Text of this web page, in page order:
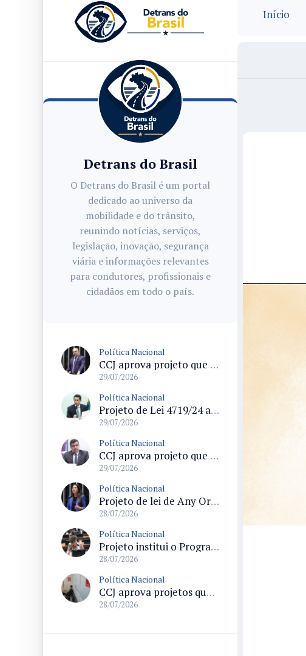
Detrans do Brasil
O Detrans do Brasil é um portal
dedicado ao universo da
mobilidade e do trânsito,
reunindo notícias, serviços,
legislação, inovação, segurança
viária e informações relevantes
para condutores, profissionais e
cidadãos em todo o país.
Política Nacional
CCJ aprova projeto que endurece regras para declaração de insanidade mental de acusados em processo penal
29/07/2026
Política Nacional
Projeto de Lei 4719/24 altera Lei Geral do Turismo e modifica regras de cadastramento de meios de hospedagem
29/07/2026
Política Nacional
CCJ aprova projeto que exige hipóteses objetivas para comunicação ao Conselho Tutelar por profissionais de saúde
29/07/2026
Política Nacional
Projeto de lei de Any Ortiz retira obrigação de ajuste escolar para a Copa do Mundo Feminina 2027
28/07/2026
Política Nacional
Projeto institui o Programa Nacional de Apoio ao Aleitamento Humano em Emergências (Prame) na Câmara dos Deputados
28/07/2026
Política Nacional
CCJ aprova projetos que criam datas comemorativas e reconhecem Uberlândia como capital do paradesporto
28/07/2026
Início